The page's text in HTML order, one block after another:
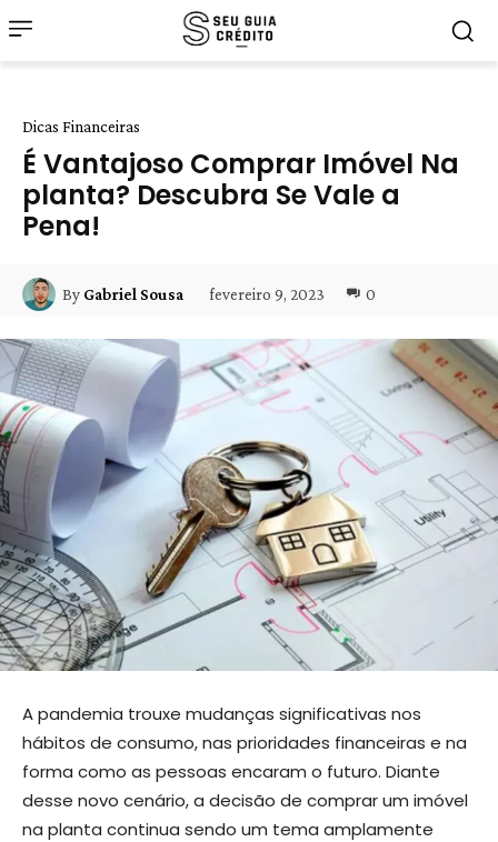
Dicas Financeiras
É Vantajoso Comprar Imóvel Na
planta? Descubra Se Vale a
Pena!
By Gabriel Sousa fevereiro 9, 2023 0
A pandemia trouxe mudanças significativas nos
hábitos de consumo, nas prioridades financeiras e na
forma como as pessoas encaram o futuro. Diante
desse novo cenário, a decisão de comprar um imóvel
na planta continua sendo um tema amplamente